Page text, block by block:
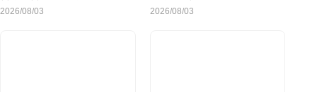
2026/08/03 2026/08/03